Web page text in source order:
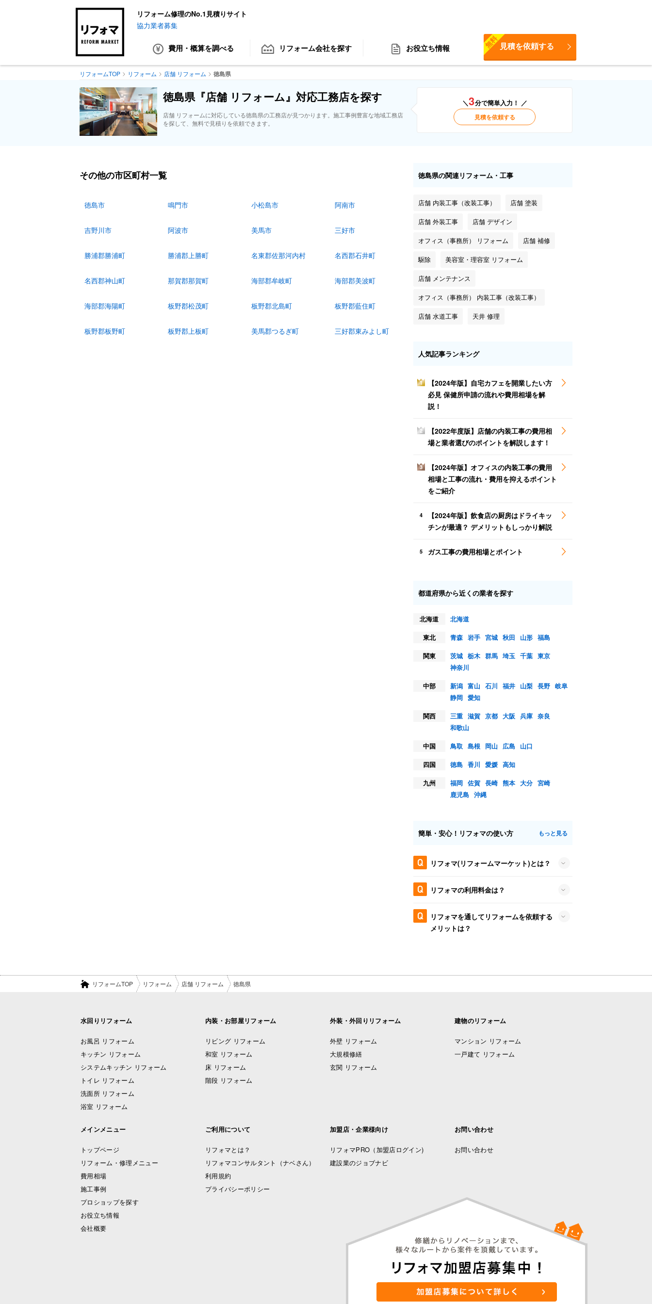
リフォーム修理のNo.1見積りサイト
協力業者募集
費用・概算を調べる リフォーム会社を探す お役立ち情報 見積を依頼する
無料
リフォームTOP リフォーム 店舗 リフォーム 徳島県
徳島県『店舗 リフォーム』対応工務店を探す
店舗 リフォームに対応している徳島県の工務店が見つかります。施工事例豊富な地域工務店
を探して、無料で見積りを依頼できます。
＼3分で簡単入力！ ／
見積を依頼する
その他の市区町村一覧
徳島市 鳴門市 小松島市 阿南市
吉野川市 阿波市 美馬市 三好市
勝浦郡勝浦町 勝浦郡上勝町 名東郡佐那河内村 名西郡石井町
名西郡神山町 那賀郡那賀町 海部郡牟岐町 海部郡美波町
海部郡海陽町 板野郡松茂町 板野郡北島町 板野郡藍住町
板野郡板野町 板野郡上板町 美馬郡つるぎ町 三好郡東みよし町
徳島県の関連リフォーム・工事
店舗 内装工事（改装工事） 店舗 塗装
店舗 外装工事 店舗 デザイン
オフィス（事務所） リフォーム 店舗 補修
駆除 美容室・理容室 リフォーム
店舗 メンテナンス
オフィス（事務所） 内装工事（改装工事）
店舗 水道工事 天井 修理
人気記事ランキング
1
【2024年版】自宅カフェを開業したい方
必見 保健所申請の流れや費用相場を解
説！
2
【2022年度版】店舗の内装工事の費用相
場と業者選びのポイントを解説します！
3
【2024年版】オフィスの内装工事の費用
相場と工事の流れ・費用を抑えるポイント
をご紹介
4
【2024年版】飲食店の厨房はドライキッ
チンが最適？ デメリットもしっかり解説
5 ガス工事の費用相場とポイント
都道府県から近くの業者を探す
北海道
北海道
東北
青森 岩手 宮城 秋田 山形 福島
関東
茨城 栃木 群馬 埼玉 千葉 東京
神奈川
中部
新潟 富山 石川 福井 山梨 長野 岐阜
静岡 愛知
関西
三重 滋賀 京都 大阪 兵庫 奈良
和歌山
中国
鳥取 島根 岡山 広島
山口
四国
徳島 香川 愛媛 高知
九州
福岡 佐賀 長崎 熊本 大分 宮崎
鹿児島 沖縄
簡単・安心！リフォマの使い方 もっと見る
リフォマ(リフォームマーケット)とは？
リフォマの利用料金は？
リフォマを通してリフォームを依頼する
メリットは？
リフォームTOP リフォーム 店舗 リフォーム 徳島県
水回りリフォーム
お風呂 リフォーム
キッチン リフォーム
システムキッチン リフォーム
トイレ リフォーム
洗面所 リフォーム
浴室 リフォーム
内装・お部屋リフォーム
リビング リフォーム
和室 リフォーム
床 リフォーム
階段 リフォーム
外装・外回りリフォーム
外壁 リフォーム
大規模修繕
玄関 リフォーム
建物のリフォーム
マンション リフォーム
一戸建て リフォーム
メインメニュー
トップページ
リフォーム・修理メニュー
費用相場
施工事例
プロショップを探す
お役立ち情報
会社概要
ご利用について
リフォマとは？
リフォマコンサルタント（ナベさん）
利用規約
プライバシーポリシー
加盟店・企業様向け
リフォマPRO （加盟店ログイン)
建設業のジョブナビ
お問い合わせ
お問い合わせ